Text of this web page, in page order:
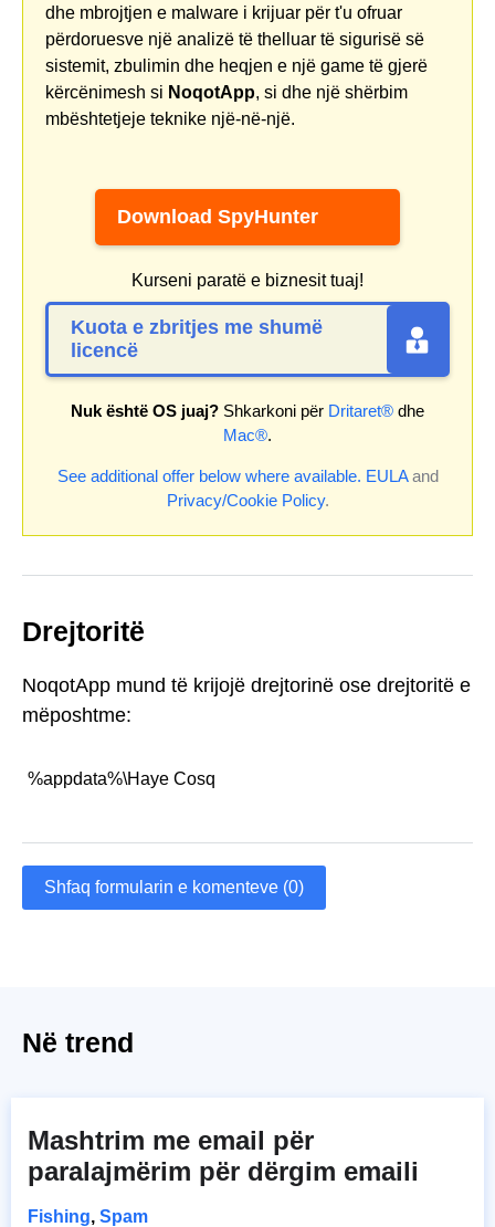
dhe mbrojtjen e malware i krijuar për t'u ofruar
përdoruesve një analizë të thelluar të sigurisë së
sistemit, zbulimin dhe heqjen e një game të gjerë
kërcënimesh si NoqotApp, si dhe një shërbim
mbështetjeje teknike një-në-një.
Download SpyHunter
Kurseni paratë e biznesit tuaj!
Kuota e zbritjes me shumë
licencë
Nuk është OS juaj? Shkarkoni për Dritaret® dhe
Mac®.
See additional offer below where available. EULAand
Privacy/Cookie Policy.
Drejtoritë
NoqotApp mund të krijojë drejtorinë ose drejtoritë e
mëposhtme:
%appdata%\Haye Cosq
Shfaq formularin e komenteve (0)
Në trend
Mashtrim me email për
paralajmërim për dërgim emaili
Fishing, Spam